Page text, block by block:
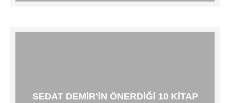
SEDAT DEMIR’IN ÖNERDIĞI 10 KITAP